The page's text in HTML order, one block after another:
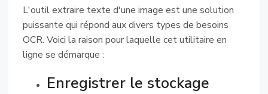
L'outil extraire texte d'une image est une solution
puissante qui répond aux divers types de besoins
OCR. Voici la raison pour laquelle cet utilitaire en
ligne se démarque :
Enregistrer le stockage